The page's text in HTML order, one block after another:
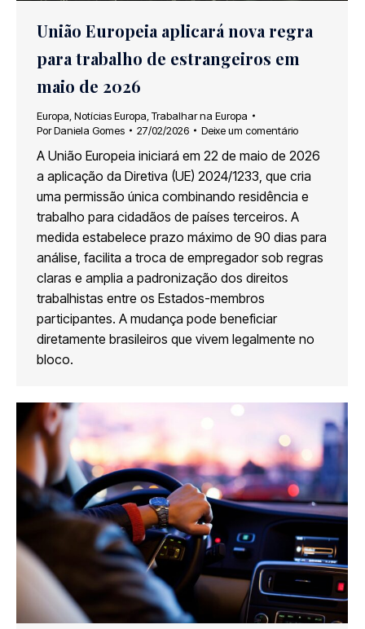
União Europeia aplicará nova regra
para trabalho de estrangeiros em
maio de 2026
Europa Notícias Europa ,Trabalhar na Europa
PorDaniela Gomes 27/02/2026 Deixe um comentário
A União Europeia iniciará em 22 de maio de 2026
a aplicação da Diretiva (UE) 2024/1233, que cria
uma permissão única combinando residência e
trabalho para cidadãos de países terceiros. A
medida estabelece prazo máximo de 90 dias para
análise, facilita a troca de empregador sob regras
claras e amplia a padronização dos direitos
trabalhistas entre os Estados-membros
participantes. A mudança pode beneficiar
diretamente brasileiros que vivem legalmente no
bloco.